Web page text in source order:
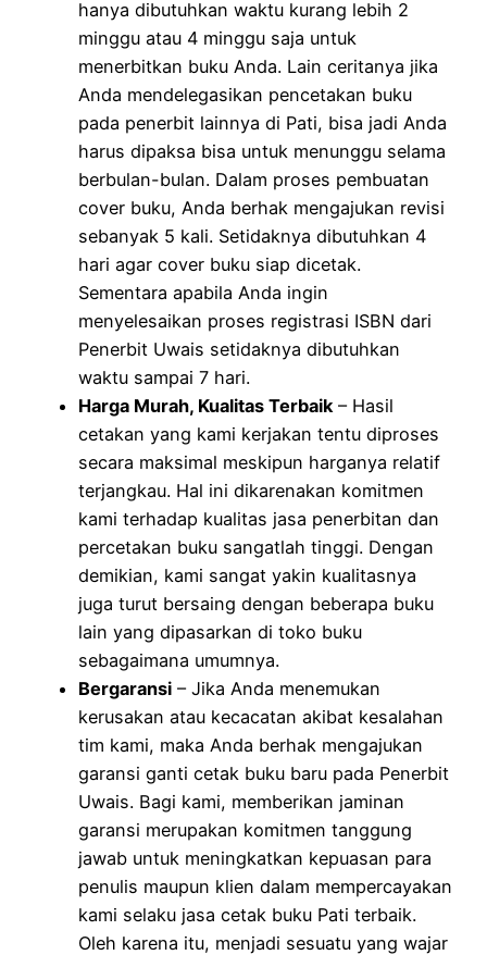
hanya dibutuhkan waktu kurang lebih 2
minggu atau 4 minggu saja untuk
menerbitkan buku Anda. Lain ceritanya jika
Anda mendelegasikan pencetakan buku
pada penerbit lainnya di Pati, bisa jadi Anda
harus dipaksa bisa untuk menunggu selama
berbulan-bulan. Dalam proses pembuatan
cover buku, Anda berhak mengajukan revisi
sebanyak 5 kali. Setidaknya dibutuhkan 4
hari agar cover buku siap dicetak.
Sementara apabila Anda ingin
menyelesaikan proses registrasi ISBN dari
Penerbit Uwais setidaknya dibutuhkan
waktu sampai 7 hari.
Harga Murah, Kualitas Terbaik – Hasil
cetakan yang kami kerjakan tentu diproses
secara maksimal meskipun harganya relatif
terjangkau. Hal ini dikarenakan komitmen
kami terhadap kualitas jasa penerbitan dan
percetakan buku sangatlah tinggi. Dengan
demikian, kami sangat yakin kualitasnya
juga turut bersaing dengan beberapa buku
lain yang dipasarkan di toko buku
sebagaimana umumnya.
Bergaransi – Jika Anda menemukan
kerusakan atau kecacatan akibat kesalahan
tim kami, maka Anda berhak mengajukan
garansi ganti cetak buku baru pada Penerbit
Uwais. Bagi kami, memberikan jaminan
garansi merupakan komitmen tanggung
jawab untuk meningkatkan kepuasan para
penulis maupun klien dalam mempercayakan
kami selaku jasa cetak buku Pati terbaik.
Oleh karena itu, menjadi sesuatu yang wajar